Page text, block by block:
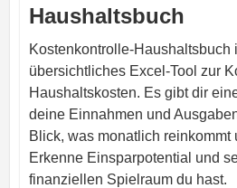
Haushaltsbuch
Kostenkontrolle-Haushaltsbuch
übersichtliches Excel-Tool zur
Haushaltskosten. Es gibt dir
deine Einnahmen und
Blick, was monatlich reinkommt
Erkenne Einsparpotential und
finanziellen Spielraum du hast.